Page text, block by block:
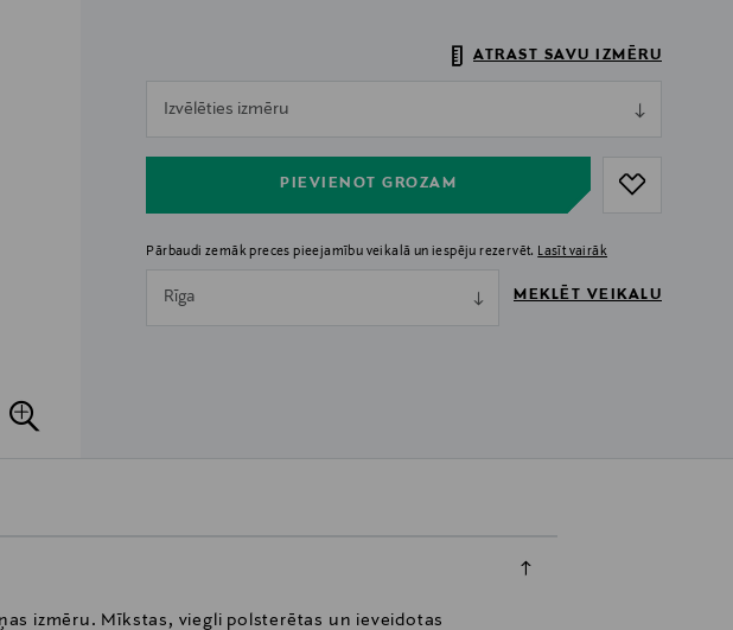
ATRAST SAVU IZMĒRU
Izvēlēties izmēru
PIEVIENOT GROZAM
null
Pārbaudi zemāk preces pieejamību veikalā un iespēju rezervēt. Lasīt vairāk
Rīga MEKLĒT VEIKALU
izmēru. Mīkstas, viegli polsterētas un ieveidotas